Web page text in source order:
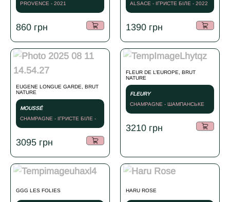
PROVENCE - 2021
860 грн
ALSACE - ІГРИСТЕ БІЛЕ - 2022
1390 грн
EUGENE LONGUE GARDE, BRUT
NATURE
MOUSSÉ
CHAMPAGNE - ІГРИСТЕ БІЛЕ -
NV
3095 грн
FLEUR DE L’EUROPE, BRUT
NATURE
FLEURY
CHAMPAGNE - ШАМПАНСЬКЕ
БІЛЕ - NV
3210 грн
GGG LES FOLIES HARU ROSE